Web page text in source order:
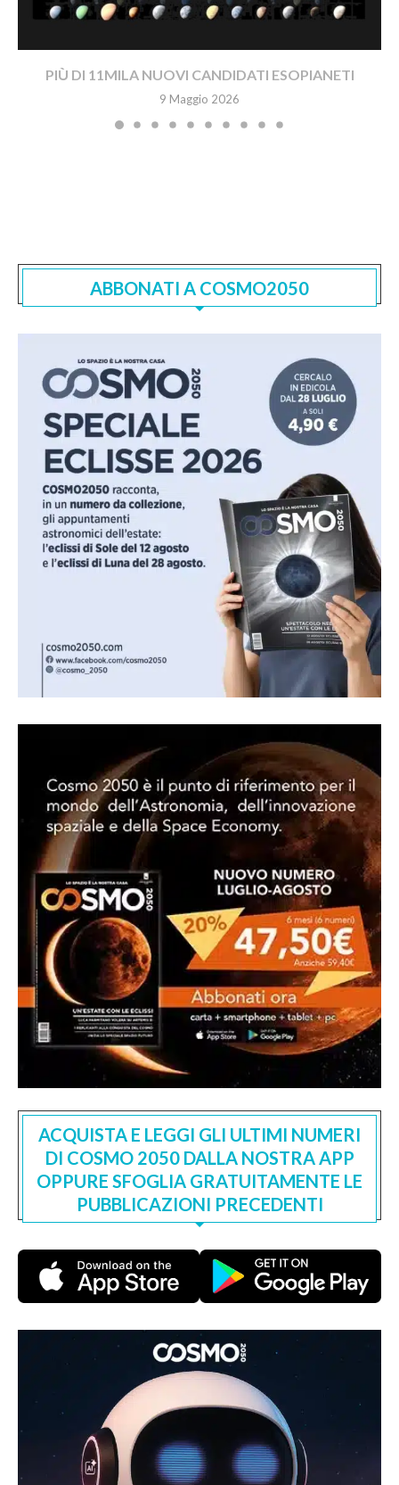
PIÙ DI 11MILA NUOVI CANDIDATI ESOPIANETI
9 Maggio 2026
ABBONATI A COSMO2050
ACQUISTA E LEGGI GLI ULTIMI NUMERI
DI COSMO 2050 DALLA NOSTRA APP
OPPURE SFOGLIA GRATUITAMENTE LE
PUBBLICAZIONI PRECEDENTI